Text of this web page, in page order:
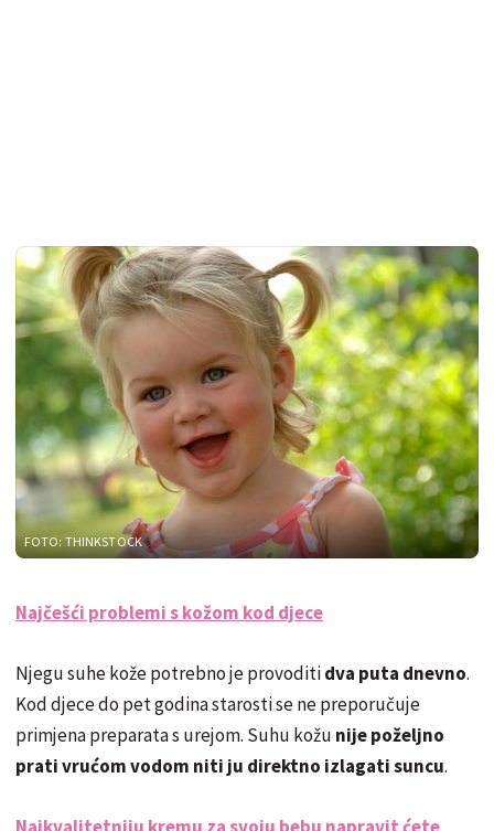
FOTO: THINKSTOCK
Najčešći problemi s kožom kod djece
Njegu suhe kože potrebno je provoditidva puta dnevno.
Kod djece do pet godina starosti se ne preporučuje
primjena preparata s urejom. Suhu kožu nije poželjno
prati vrućom vodom niti ju direktno izlagati suncu.